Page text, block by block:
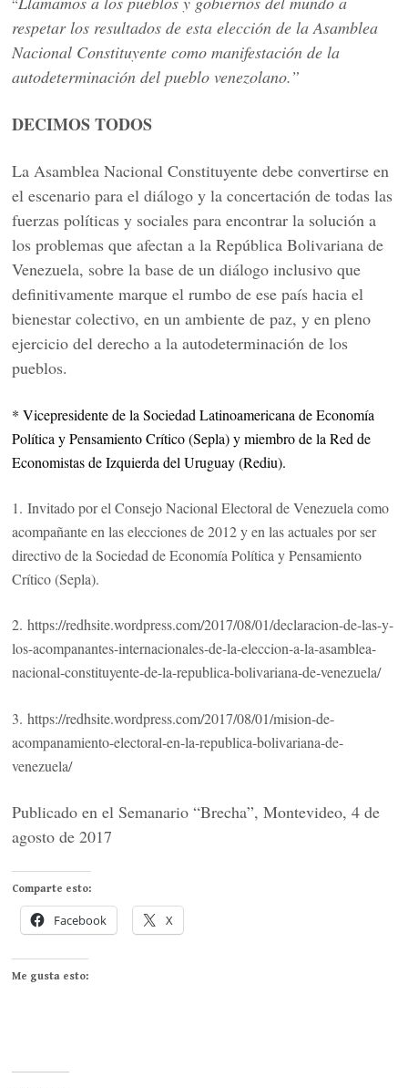
“
respetar los resultados de esta elección de la Asamblea
Nacional Constituyente como manifestación de la
autodeterminación del pueblo venezolano.”
DECIMOS TODOS
La Asamblea Nacional Constituyente debe convertirse en
el escenario para el diálogo y la concertación de todas las
fuerzas políticas y sociales para encontrar la solución a
los problemas que afectan a la República Bolivariana de
Venezuela, sobre la base de un diálogo inclusivo que
definitivamente marque el rumbo de ese país hacia el
bienestar colectivo, en un ambiente de paz, y en pleno
ejercicio del derecho a la autodeterminación de los
pueblos.
* Vicepresidente de la Sociedad Latinoamericana de Economía
Política y Pensamiento Crítico (Sepla) y miembro de la Red de
Economistas de Izquierda del Uruguay (Rediu).
1. Invitado por el Consejo Nacional Electoral de Venezuela como
acompañante en las elecciones de 2012 y en las actuales por ser
directivo de la Sociedad de Economía Política y Pensamiento
Crítico (Sepla).
2. https://redhsite.wordpress.com/2017/08/01/declaracion-de-las-y-
los-acompanantes-internacionales-de-la-eleccion-a-la-asamblea-
nacional-constituyente-de-la-republica-bolivariana-de-venezuela/
3. https://redhsite.wordpress.com/2017/08/01/mision-de-
acompanamiento-electoral-en-la-republica-bolivariana-de-
venezuela/
Publicado en el Semanario “Brecha”, Montevideo, 4 de
agosto de 2017
Comparte esto:
Facebook X
Me gusta esto: